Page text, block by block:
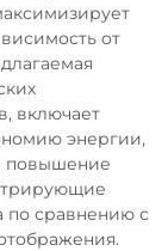
от
включает
энергии,
повышение
по сравнению с